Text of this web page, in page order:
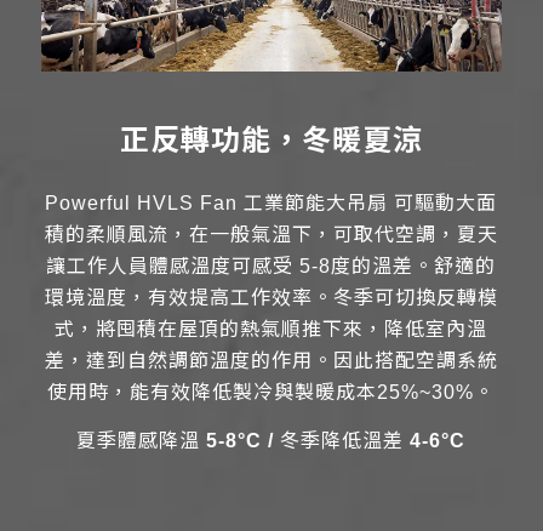
正反轉功能，冬暖夏涼
Powerful HVLS Fan 工業節能大吊扇 可驅動大面
積的柔順風流，在一般氣溫下，可取代空調，夏天
讓工作人員體感溫度可感受 5-8度的溫差。舒適的
環境溫度，有效提高工作效率。冬季可切換反轉模
式，將囤積在屋頂的熱氣順推下來，降低室內溫
差，達到自然調節溫度的作用。因此搭配空調系統
使用時，能有效降低製冷與製暖成本25%~30%。
夏季體感降溫5-8°C / 冬季降低溫差 4-6°C